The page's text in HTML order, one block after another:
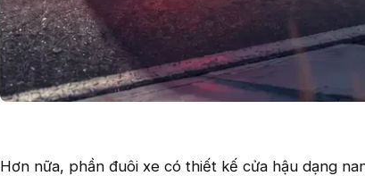
Hơn nữa, phần đuôi xe có thiết kế cửa hậu dạng